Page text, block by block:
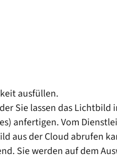
ausfüllen.
Sie lassen das Lichtbild
anfertigen. Vom
aus der Cloud abrufen
Sie werden auf dem